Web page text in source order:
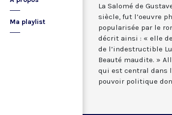
Ma playlist
La Salomé de
siècle, fut l’oeuvre
popularisée par le
décrit ainsi : « elle
de l’indestructible
Beauté maudite. »
qui est central dans
pouvoir politique